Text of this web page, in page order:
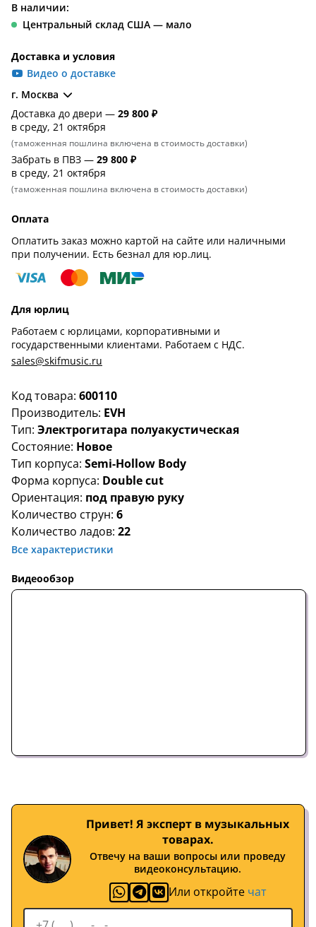
Код товара: 600110
Производитель: EVH
Тип: Электрогитара полуакустическая
Состояние: Новое
Тип корпуса: Semi-Hollow Body
Форма корпуса: Double cut
Ориентация: под правую руку
Количество струн: 6
Количество ладов: 22
Все характеристики
Видеообзор
В наличии:
Центральный склад США — мало
Доставка и условия
Видео о доставке
г. Москва
Доставка до двери — 29 800 ₽
в среду, 21 октября
(таможенная пошлина включена в стоимость доставки)
Забрать в ПВЗ — 29 800 ₽
в среду, 21 октября
(таможенная пошлина включена в стоимость доставки)
Оплата
Оплатить заказ можно картой на сайте или наличными
при получении. Есть безнал для юр.лиц.
Для юрлиц
Работаем с юрлицами, корпоративными и
государственными клиентами. Работаем с НДС.
sales@skifmusic.ru
Привет! Я эксперт в музыкальных
товарах.
Отвечу на ваши вопросы или проведу
видеоконсультацию.
Или откройте чат